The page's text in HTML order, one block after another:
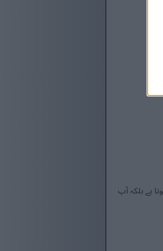
ہے بلکہ آپ